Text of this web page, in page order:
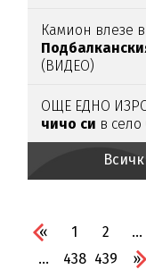
Камион влезе в
(ВИДЕО)
ОЩЕ ЕДНО
чичо си в село
« 1 2 ...
...
438 439 »